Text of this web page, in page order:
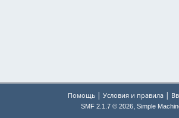
Помощь | Условия и правила |
SMF 2.1.7 © 2026, Simple